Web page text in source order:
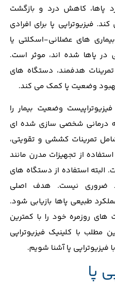
پاها، کاهش درد و بازگشت
فیزیوتراپی پا برای افرادی
های عضلانی-اسکلتی یا
در پاها شده‌ اند، موثر است.
تمرینات هدفمند، دستگاه‌ های
وضعیت پا کمک می‌ کند.
وضعیت بیمار را
درمانی شخصی‌ سازی‌ شده ‌ای
تمرینات کششی و تقویتی،
از تجهیزات مدرن مانند
البته استفاده از دستگاه های
ضروری نیست. هدف اصلی
طبیعی پاها بازیابی شود.
های روزمره خود را با کمترین
مطلب با کلینیک فیزیوتراپی
فیزیوتراپی پا آشنا شویم.
پا